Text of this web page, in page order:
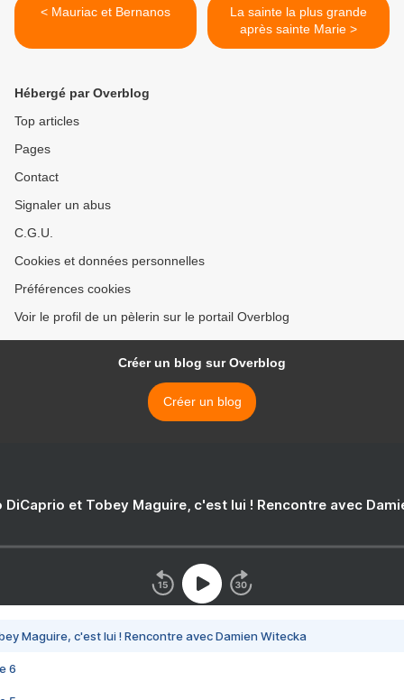
< Mauriac et Bernanos
La sainte la plus grande
après sainte Marie >
Hébergé par Overblog
Top articles
Pages
Contact
Signaler un abus
C.G.U.
Cookies et données personnelles
Préférences cookies
Voir le profil de un pèlerin sur le portail Overblog
Créer un blog sur Overblog
Créer un blog
DiCaprio et Tobey Maguire, c'est lui ! Rencontre avec
Maguire, c'est lui ! Rencontre avec Damien Witecka
6